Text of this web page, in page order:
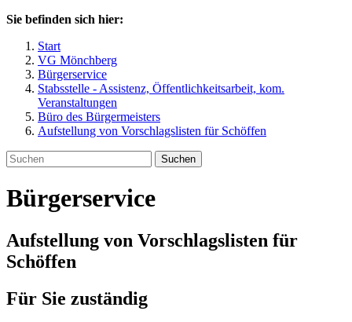
Sie befinden sich hier:
Start
VG Mönchberg
Bürgerservice
Stabsstelle - Assistenz, Öffentlichkeitsarbeit, kom.
Veranstaltungen
Büro des Bürgermeisters
Aufstellung von Vorschlagslisten für Schöffen
Suchen
Bürgerservice
Aufstellung von Vorschlagslisten für
Schöffen
Für Sie zuständig